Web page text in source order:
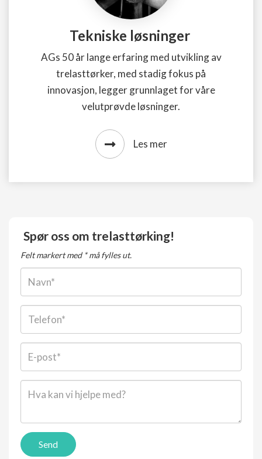
Tekniske løsninger
AGs 50 år lange erfaring med utvikling av
trelasttørker, med stadig fokus på
innovasjon, legger grunnlaget for våre
velutprøvde løsninger.
Les mer
Spør oss om trelasttørking!
Felt markert med * må fylles ut.
post*:
Send